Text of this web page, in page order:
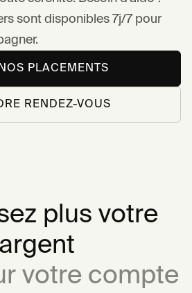
sont disponibles 7j/7 pour
PLACEMENTS
RENDEZ-VOUS
plus votre
argent
votre compte